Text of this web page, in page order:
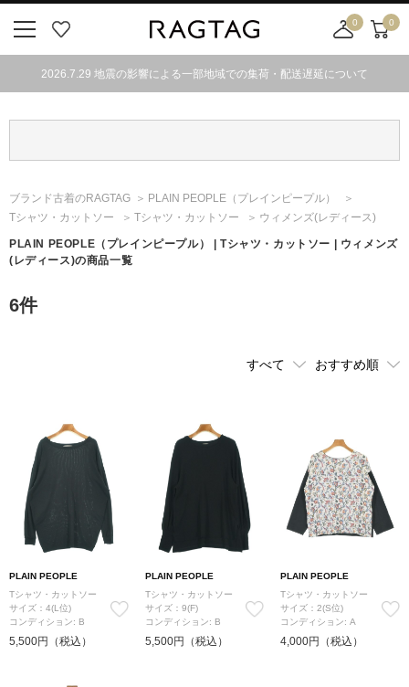
気
0
舗
カ
0
2026.7.29 地震の影響による一部地域での集荷・配送遅延について
ブランド古着のRAGTAG PLAIN PEOPLE （プレインピープル）
Tシャツ・カットソー
Tシャツ・カットソー ウィメンズ(レディース)
PLAIN PEOPLE （プレインピープル）
| Tシャツ・カットソー | ウィメンズ
(レディース)の商品一覧
6件
PLAIN PEOPLE
Tシャツ・カットソー
サイズ：4(L位)
コンディション: B
5,500円（税込）
PLAIN PEOPLE
Tシャツ・カットソー
サイズ：9(F)
コンディション: B
5,500円（税込）
PLAIN PEOPLE
Tシャツ・カットソー
サイズ：2(S位)
コンディション: A
4,000円（税込）